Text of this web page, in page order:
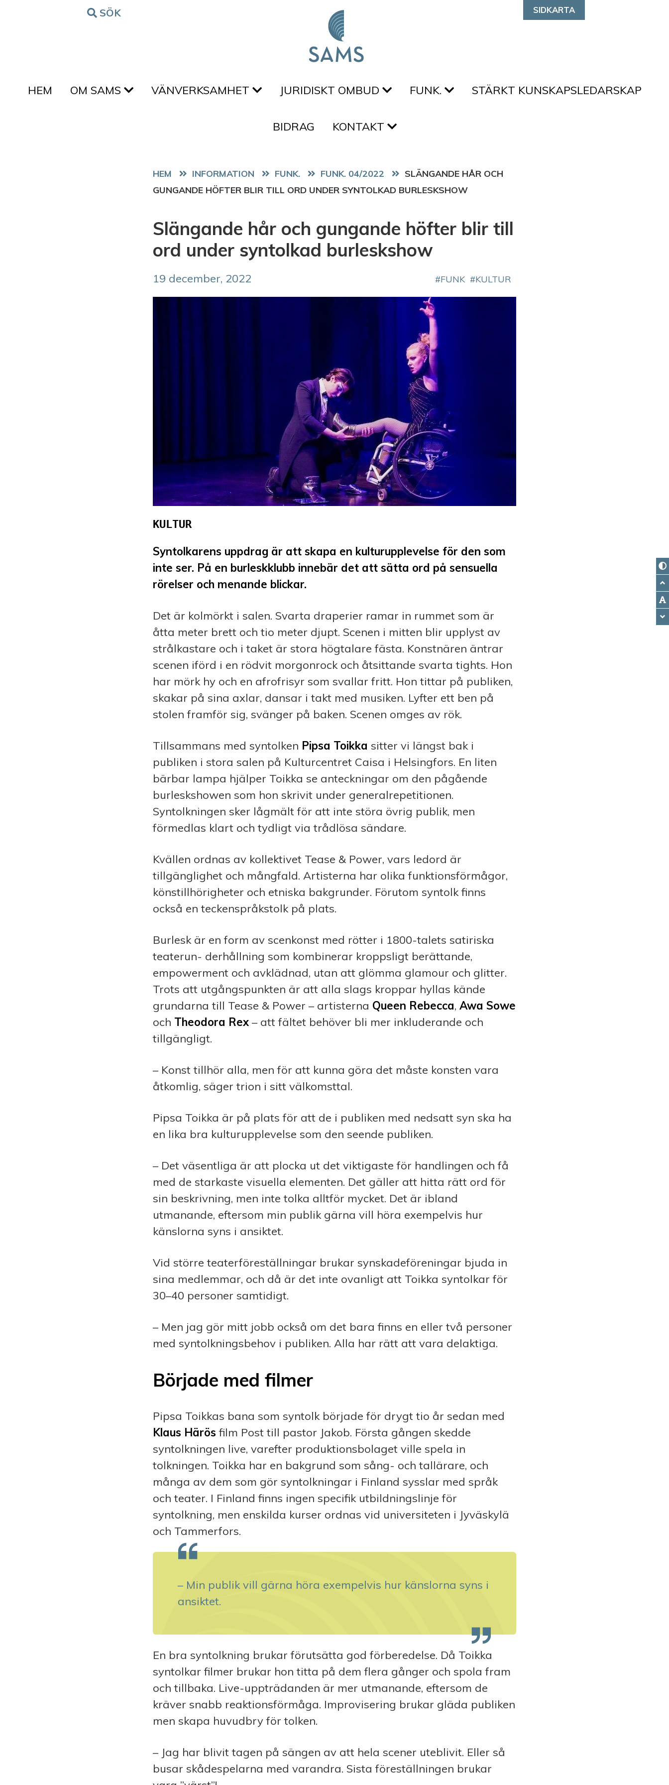
Hoppa till innehålletSÖK SIDKARTA
HEM OM SAMS VÄNVERKSAMHET JURIDISKT OMBUD FUNK. STÄRKT KUNSKAPSLEDARSKAP
BIDRAG KONTAKT
HEM FUNK. FUNK. 04/2022
SLÄNGANDE HÅR OCH
GUNGANDE HÖFTER BLIR TILL ORD UNDER SYNTOLKAD BURLESKSHOW
Slängande hår och gungande höfter blir till
ord under syntolkad burleskshow
19 december, 2022 FUNK KULTUR
KULTUR
Syntolkarens uppdrag är att skapa en kulturupplevelse för den som
inte ser. På en burleskklubb innebär det att sätta ord på sensuella
rörelser och menande blickar.
Det är kolmörkt i salen. Svarta draperier ramar in rummet som är
åtta meter brett och tio meter djupt. Scenen i mitten blir upplyst av
strålkastare och i taket är stora högtalare fästa. Konstnären äntrar
scenen iförd i en rödvit morgonrock och åtsittande svarta tights. Hon
har mörk hy och en afrofrisyr som svallar fritt. Hon tittar på publiken,
skakar på sina axlar, dansar i takt med musiken. Lyfter ett ben på
stolen framför sig, svänger på baken. Scenen omges av rök.
Tillsammans med syntolken Pipsa Toikka sitter vi längst bak i
publiken i stora salen på Kulturcentret Caisa i Helsingfors. En liten
bärbar lampa hjälper Toikka se anteckningar om den pågående
burleskshowen som hon skrivit under generalrepetitionen.
Syntolkningen sker lågmält för att inte störa övrig publik, men
förmedlas klart och tydligt via trådlösa sändare.
Kvällen ordnas av kollektivet Tease & Power, vars ledord är
tillgänglighet och mångfald. Artisterna har olika funktionsförmågor,
könstillhörigheter och etniska bakgrunder. Förutom syntolkfinns
också en teckenspråkstolk på plats.
Burlesk är en form av scenkonst med rötter i 1800-talets satiriska
teaterun- derhållning som kombinerar kroppsligt berättande,
empowerment och avklädnad, utan att glömma glamour och glitter.
Trots att utgångspunkten är att alla slags kroppar hyllas kände
grundarna till Tease & Power – artisterna Queen Rebecca, Awa Sowe
och Theodora Rex – att fältet behöver bli mer inkluderande och
tillgängligt.
– Konst tillhör alla, men för att kunna göra det måste konsten vara
åtkomlig, säger trion i sitt välkomsttal.
Pipsa Toikka är på plats för att de i publiken med nedsatt syn ska ha
en lika bra kulturupplevelse som den seende publiken.
– Det väsentliga är att plocka ut det viktigaste för handlingen och få
med de starkaste visuella elementen. Det gäller att hitta rätt ord för
sin beskrivning, men inte tolka alltför mycket. Det är ibland
utmanande, eftersom min publik gärna vill höra exempelvis hur
känslorna syns i ansiktet.
Vid större teaterföreställningar brukar synskadeföreningar bjuda in
sina medlemmar, och då är det inte ovanligt att Toikka syntolkar för
30–40 personer samtidigt.
– Men jag gör mitt jobb också om det bara finns en eller två personer
med syntolkningsbehov i publiken. Alla har rätt att vara delaktiga.
Började med filmer
Pipsa Toikkas bana som syntolk började för drygt tio år sedan med
Klaus Härös film Post till pastor Jakob. Första gången skedde
syntolkningen live, varefter produktionsbolaget ville spela in
tolkningen. Toikka har en bakgrund som sång- och tallärare, och
många av dem som gör syntolkningar i Finland sysslar med språk
och teater. I Finland finns ingen specifik utbildningslinje för
syntolkning, men enskilda kurser ordnas vid universiteten i Jyväskylä
och Tammerfors.
– Min publik vill gärna höra exempelvis hur känslorna syns i
ansiktet.
En bra syntolkning brukar förutsätta god förberedelse. Då Toikka
syntolkar filmer brukar hon titta på dem flera gånger och spola fram
och tillbaka. Live-uppträdanden är mer utmanande, eftersom de
kräver snabb reaktionsförmåga. Improvisering brukar gläda publiken
men skapa huvudbry för tolken.
– Jag har blivit tagen på sängen av att hela scener uteblivit. Eller så
busar skådespelarna med varandra. Sista föreställningen brukar